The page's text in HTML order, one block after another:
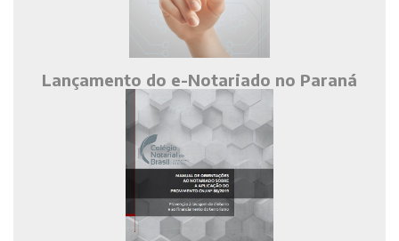
Lançamento do e-Notariado no Paraná